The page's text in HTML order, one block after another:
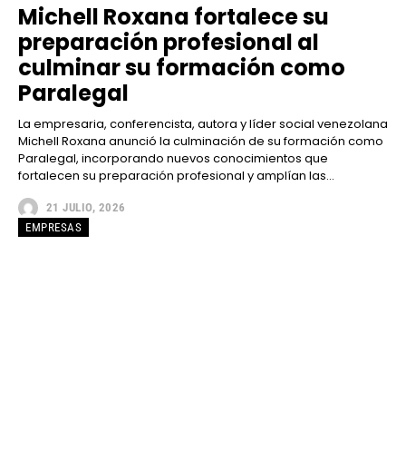
Michell Roxana fortalece su
preparación profesional al
culminar su formación como
Paralegal
La empresaria, conferencista, autora y líder social venezolana
Michell Roxana anunció la culminación de su formación como
Paralegal, incorporando nuevos conocimientos que
fortalecen su preparación profesional y amplían las...
21 JULIO, 2026
EMPRESAS